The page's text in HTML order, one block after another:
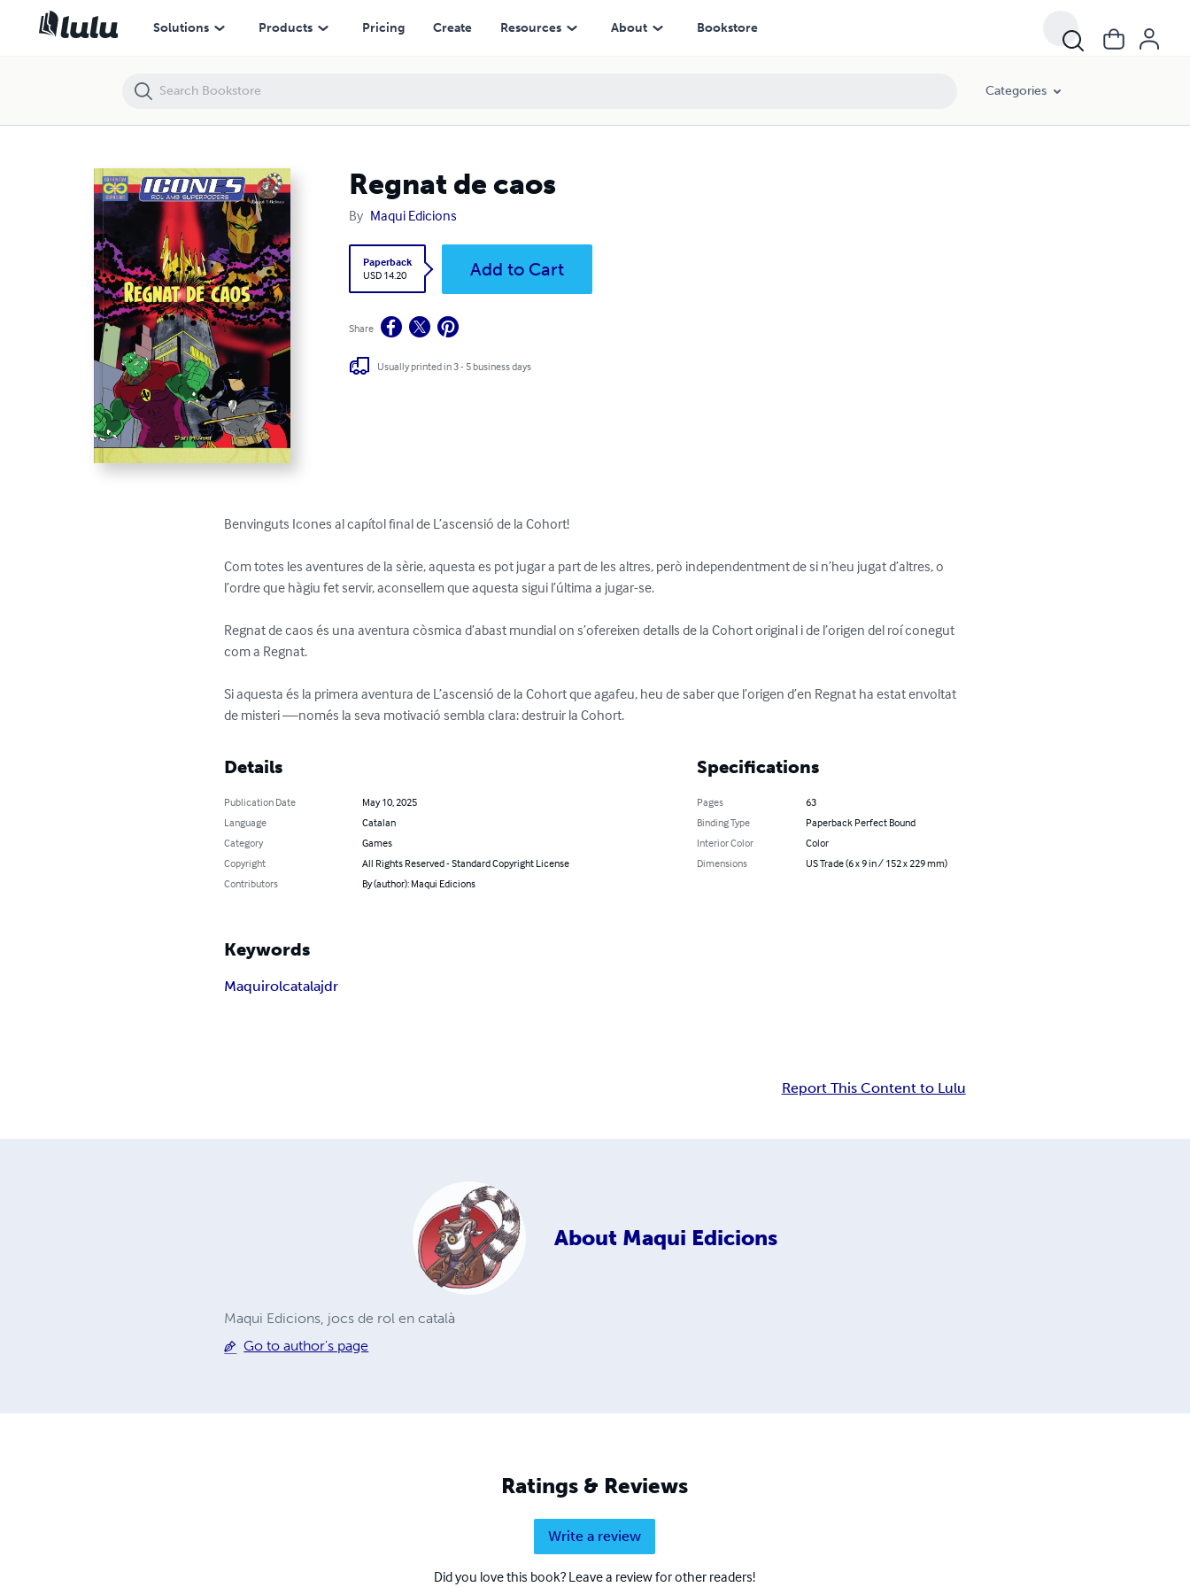
Solutions Products Pricing Create Resources About Bookstore
Categories
Regnat de caos
By Maqui Edicions
Paperback
USD 14.20
Add to Cart
Share
Usually printed in 3 - 5 business days
Benvinguts Icones al capítol final de L’ascensió de la Cohort!
Com totes les aventures de la sèrie, aquesta es pot jugar a part de les altres, però independentment de si n’heu jugat d’altres, o
l’ordre que hàgiu fet servir, aconsellem que aquesta sigui l’última a jugar-se.
Regnat de caos és una aventura còsmica d’abast mundial on s’ofereixen detalls de la Cohort original i de l’origen del roí conegut
com a Regnat.
Si aquesta és la primera aventura de L’ascensió de la Cohort que agafeu, heu de saber que l’origen d’en Regnat ha estat envoltat
de misteri —només la seva motivació sembla clara: destruir la Cohort.
Details
Publication Date
May 10, 2025
Language
Catalan
Category
Games
Copyright
All Rights Reserved - Standard Copyright License
Contributors
By (author): Maqui Edicions
Specifications
Pages
63
Binding Type
Paperback Perfect Bound
Interior Color
Color
Dimensions
US Trade (6 x 9 in / 152 x 229 mm)
Keywords
Maquirolcatalajdr
Report This Content to Lulu
About Maqui Edicions
Maqui Edicions, jocs de rol en català
Go to author's page
Ratings & Reviews
Write a review
Did you love this book? Leave a review for other readers!